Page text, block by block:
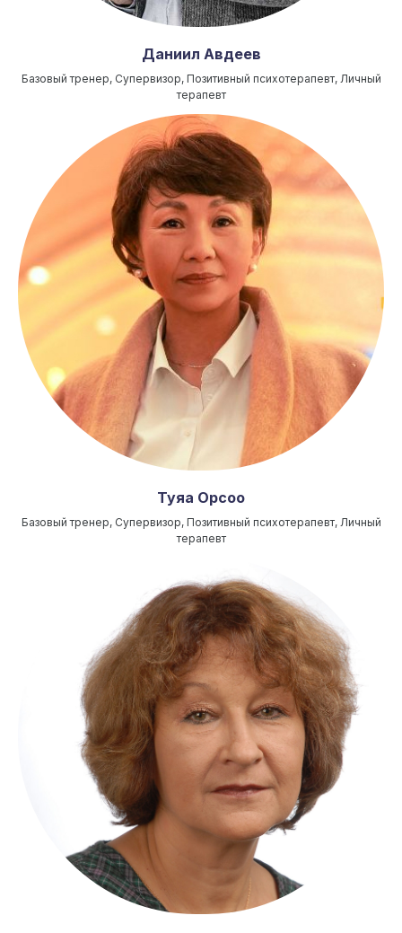
Даниил Авдеев
Базовый тренер, Супервизор, Позитивный психотерапевт, Личный
терапевт
Туяа Орсоо
Базовый тренер, Супервизор, Позитивный психотерапевт, Личный
терапевт